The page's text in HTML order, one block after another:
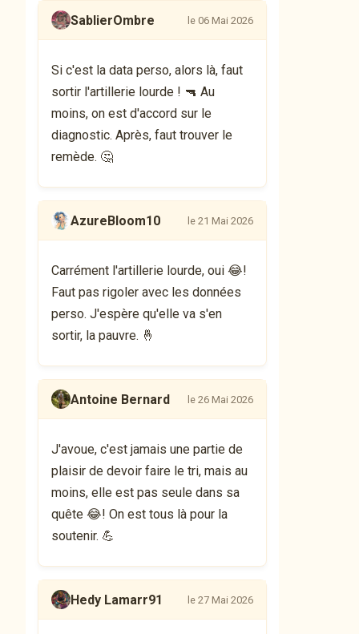
SablierOmbre le 06 Mai 2026
Si c'est la data perso, alors là, faut
sortir l'artillerie lourde ! 🔫 Au
moins, on est d'accord sur le
diagnostic. Après, faut trouver le
remède. 🤔
AzureBloom10 le 21 Mai 2026
Carrément l'artillerie lourde, oui 😂!
Faut pas rigoler avec les données
perso. J'espère qu'elle va s'en
sortir, la pauvre. 🤞
Antoine Bernard le 26 Mai 2026
J'avoue, c'est jamais une partie de
plaisir de devoir faire le tri, mais au
moins, elle est pas seule dans sa
quête 😂! On est tous là pour la
soutenir. 💪
Hedy Lamarr91 le 27 Mai 2026